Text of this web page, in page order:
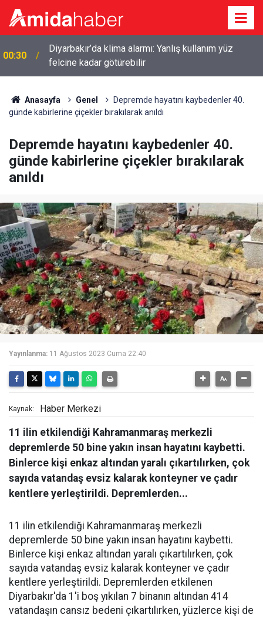
00:30
Diyarbakır’da klima alarmı: Yanlış kullanım yüz
felcine kadar götürebilir
Anasayfa Genel
Depremde hayatını kaybedenler 40.
günde kabirlerine çiçekler bırakılarak anıldı
Depremde hayatını kaybedenler 40.
günde kabirlerine çiçekler bırakılarak
anıldı
Yayınlanma: 11 Ağustos 2023 Cuma 22:40
Kaynak: Haber Merkezi
11 ilin etkilendiği Kahramanmaraş merkezli
depremlerde 50 bine yakın insan hayatını kaybetti.
Binlerce kişi enkaz altından yaralı çıkartılırken, çok
sayıda vatandaş evsiz kalarak konteyner ve çadır
kentlere yerleştirildi. Depremlerden...
11 ilin etkilendiği Kahramanmaraş merkezli
depremlerde 50 bine yakın insan hayatını kaybetti.
Binlerce kişi enkaz altından yaralı çıkartılırken, çok
sayıda vatandaş evsiz kalarak konteyner ve çadır
kentlere yerleştirildi. Depremlerden etkilenen
Diyarbakır'da 1'i boş yıkılan 7 binanın altından 414
vatandaşın cansız bedeni çıkartılırken, yüzlerce kişi de